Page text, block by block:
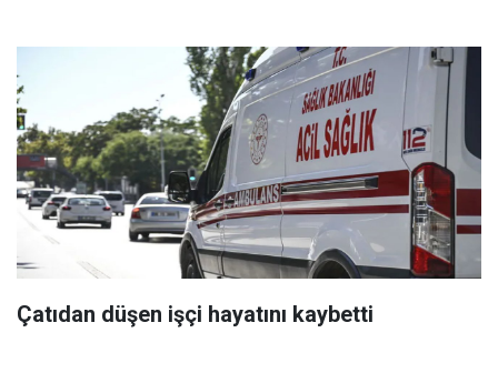
Çatıdan düşen işçi hayatını kaybetti